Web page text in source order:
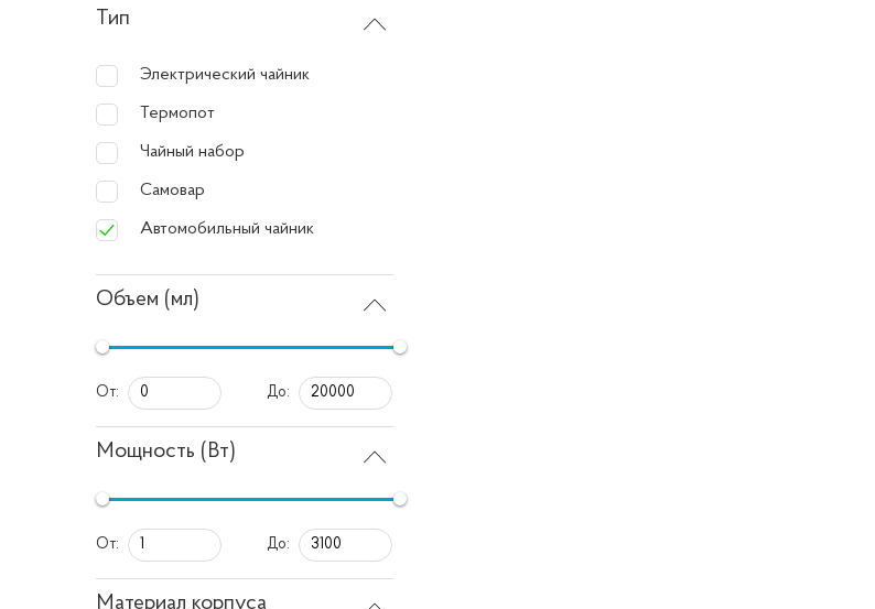
Тип
Электрический чайник
Термопот
Чайный набор
Самовар
Автомобильный чайник
Объем (мл)
От: До:
Мощность (Вт)
От: До:
Материал корпуса